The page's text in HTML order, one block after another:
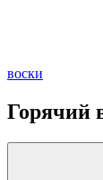
воски
Горячий